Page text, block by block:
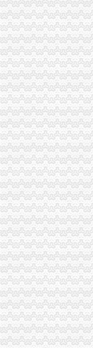
经开区27个项目集中开
天合东方增资建设气囊
经开区开启“基金+项目
岳经开区集中签约73个
哈经开区多种形式助企
长沙经开区年产值超10
长沙经开区引进10余招
【专业代办郑州经开区
临空港经开区一日签约